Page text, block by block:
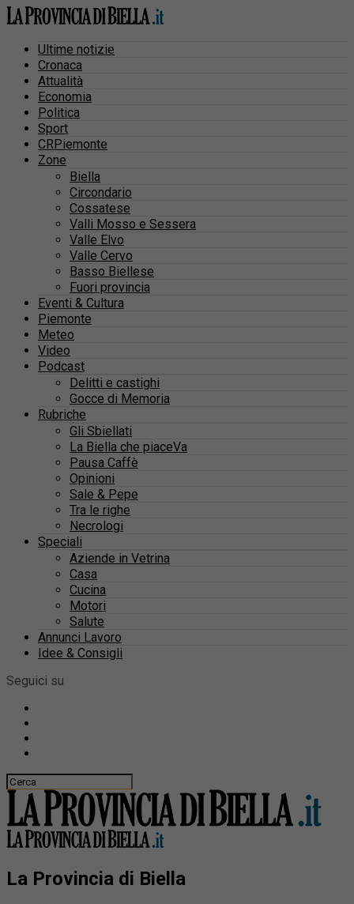
Ultime notizie
Cronaca
Attualità
Economia
Politica
Sport
CRPiemonte
Zone
Biella
Circondario
Cossatese
Valli Mosso e Sessera
Valle Elvo
Valle Cervo
Basso Biellese
Fuori provincia
Eventi & Cultura
Piemonte
Meteo
Video
Podcast
Delitti e castighi
Gocce di Memoria
Rubriche
Gli Sbiellati
La Biella che piaceVa
Pausa Caffè
Opinioni
Sale & Pepe
Tra le righe
Necrologi
Speciali
Aziende in Vetrina
Casa
Cucina
Motori
Salute
Annunci Lavoro
Idee & Consigli
Seguici su
La Provincia di Biella